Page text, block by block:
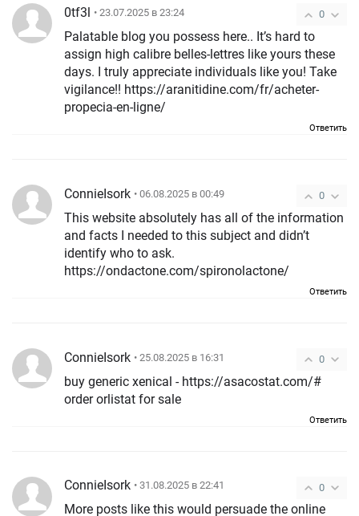
0
0tf3l • 23.07.2025 в 23:24
Palatable blog you possess here.. It’s hard to
assign high calibre belles-lettres like yours these
days. I truly appreciate individuals like you! Take
vigilance!! https://aranitidine.com/fr/acheter-
propecia-en-ligne/
Ответить
0
ConnieIsork • 06.08.2025 в 00:49
This website absolutely has all of the information
and facts I needed to this subject and didn’t
identify who to ask.
https://ondactone.com/spironolactone/
Ответить
0
ConnieIsork • 25.08.2025 в 16:31
buy generic xenical - https://asacostat.com/#
order orlistat for sale
Ответить
0
ConnieIsork • 31.08.2025 в 22:41
More posts like this would persuade the online